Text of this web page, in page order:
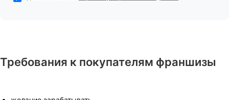
Требования к покупателям франшизы